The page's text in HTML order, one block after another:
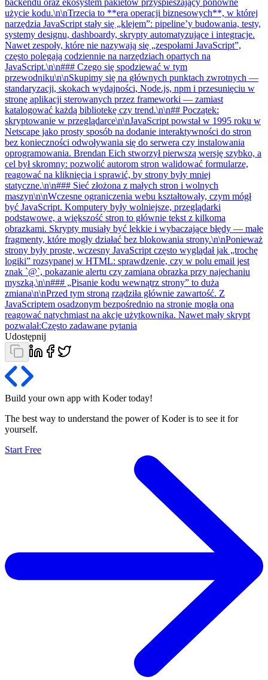
użycie kodu.\n\nTrzecia to **era operacji biznesowych**, w której
narzędzia JavaScript stały się „klejem”: pipeline’y budowania, testy,
systemy designu, dashboardy, skrypty automatyzujące i integracje.
Nawet zespoły, które nie nazywają się „zespołami JavaScript”,
często polegają codziennie na narzędziach opartych na
JavaScript.\n\n### Czego się spodziewać w tym
przewodniku\n\nSkupimy się na głównych punktach zwrotnych —
standaryzacji, skokach wydajności, Node.js, npm i przesunięciu w
stronę aplikacji sterowanych przez frameworki — zamiast
katalogować każdą bibliotekę czy trend.\n\n## Początek:
skryptowanie w przeglądarce\n\nJavaScript powstał w 1995 roku w
Netscape jako prosty sposób na dodanie interaktywności do stron
bez konieczności odwoływania się do serwera czy instalowania
oprogramowania. Brendan Eich stworzył pierwszą wersję szybko, a
cel był skromny: pozwolić autorom stron walidować formularze,
reagować na kliknięcia i sprawić, by strony były mniej
statyczne.\n\n### Sieć złożona z małych stron i wolnych
maszyn\n\nWczesne ograniczenia webu kształtowały, czym mógł
być JavaScript. Komputery były wolniejsze, przeglądarki
podstawowe, a większość stron to głównie tekst z kilkoma
obrazkami. Skrypty musiały być lekkie i wybaczające błędy — małe
fragmenty, które mogły działać bez blokowania strony.\n\nPonieważ
strony były proste, wczesny JavaScript często wyglądał jak „trochę
logiki” rozsypanej w HTML: sprawdzenie, czy w polu email jest
znak `@`, pokazanie alertu czy zamiana obrazka przy najechaniu
myszką.\n\n### „Pisanie kodu wewnątrz strony” to duża
zmiana\n\nPrzed tym stroną rządziła głównie zawartość. Z
JavaScriptem osadzonym bezpośrednio na stronie mogła ona
reagować natychmiast na akcje użytkownika. Nawet mały skrypt
pozwalał:Często zadawane pytania
Udostępnij
Build your own app with Koder today!
The best way to understand the power of Koder is to see it for
yourself.
Start Free